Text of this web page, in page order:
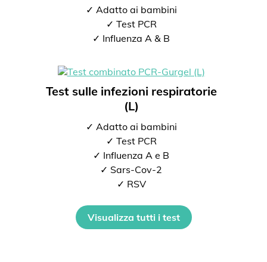
✓ Adatto ai bambini
✓ Test PCR
✓ Influenza A & B
Test sulle infezioni respiratorie
(L)
✓ Adatto ai bambini
✓ Test PCR
✓ Influenza A e B
✓ Sars-Cov-2
✓ RSV
Visualizza tutti i test